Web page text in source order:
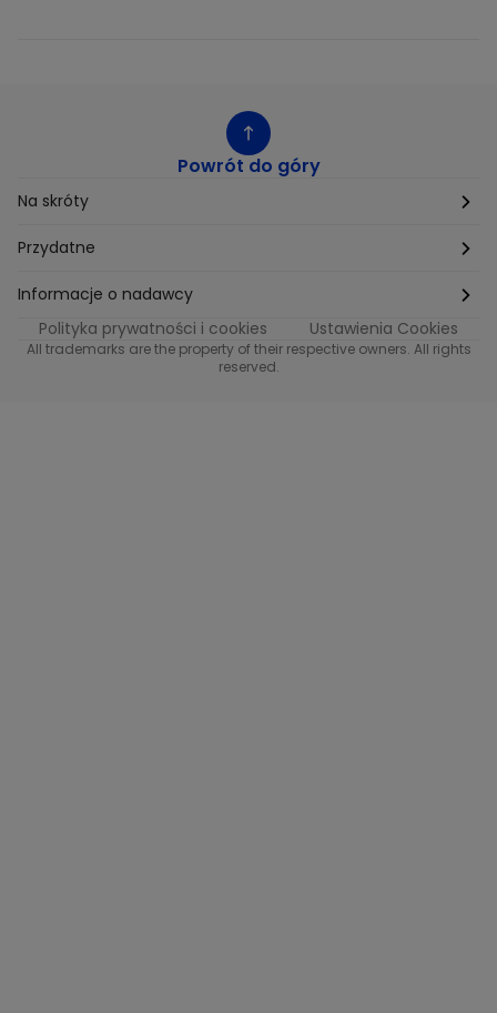
Powrót do góry
Na skróty
Etyka
Supplier Diversity
Polityka podatkowa
Przydatne
Biuro Prasowe
Biuro Reklamy
Informacje o nadawcy
Informacje o nadawcy programu METRO
Polityka prywatności i cookies Ustawienia Cookies
All trademarks are the property of their respective owners. All rights
reserved.